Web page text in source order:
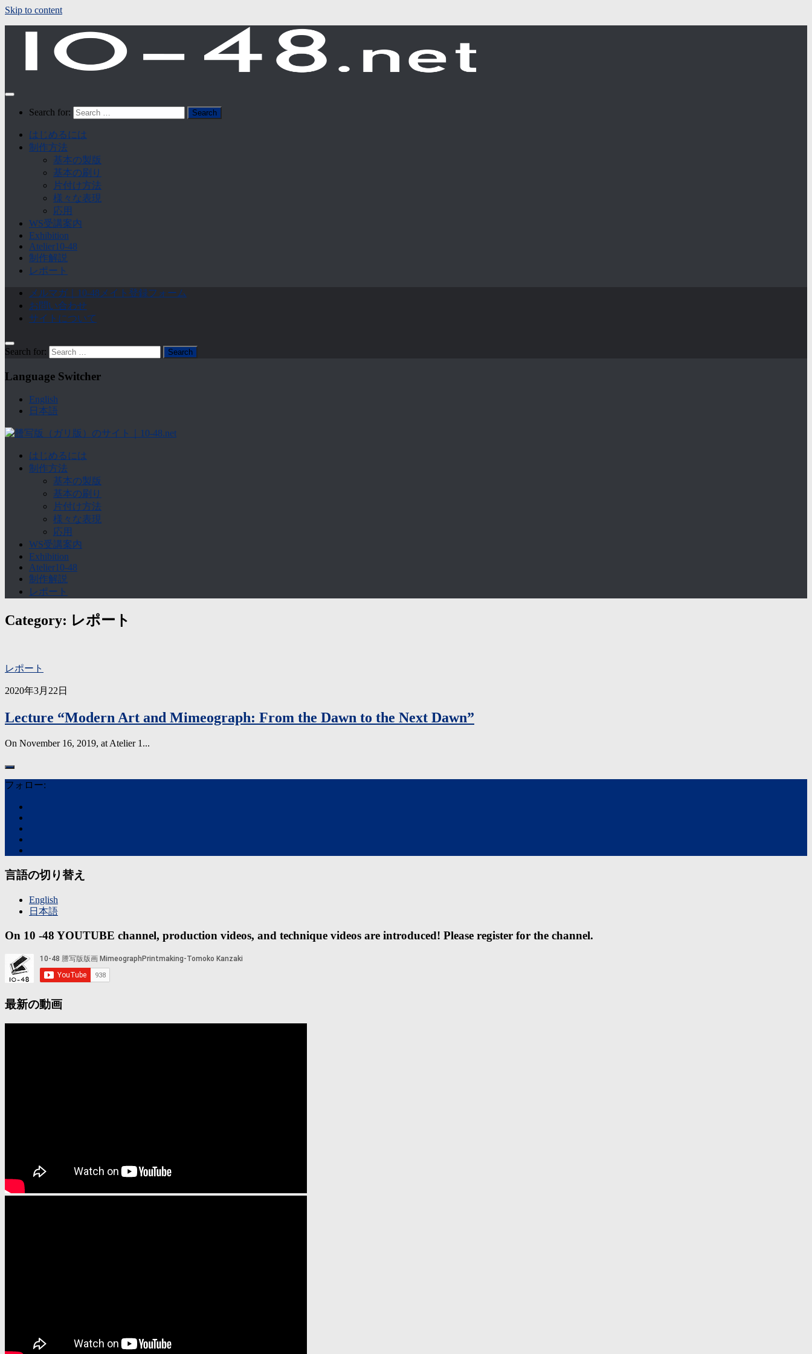
Skip to content
Search for:
はじめるには
制作方法
基本の製版
基本の刷り
片付け方法
様々な表現
応用
WS受講案内
Exhibition
Atelier10-48
制作解説
レポート
メルマガ｜10-48メイト登録フォーム
お問い合わせ
サイトについて
Search for:
Language Switcher
English
日本語
はじめるには
制作方法
基本の製版
基本の刷り
片付け方法
様々な表現
応用
WS受講案内
Exhibition
Atelier10-48
制作解説
レポート
Category: レポート
レポート
2020年3月22日
Lecture “Modern Art and Mimeograph: From the Dawn to the Next Dawn”
On November 16, 2019, at Atelier 1...
フォロー:
言語の切り替え
English
日本語
On 10 -48 YOUTUBE channel, production videos, and technique videos are introduced! Please register for the channel.
最新の動画